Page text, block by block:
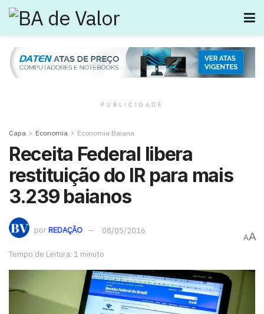
PUBLICIDADE
Capa Economia Economia Baiana
Receita Federal libera
restituição do IR para mais
3.239 baianos
porREDAÇÃO 08/05/2016
Tempo de Leitura: 1 minuto
AA